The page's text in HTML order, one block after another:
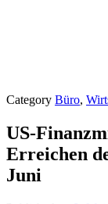
Category Büro,
US-
Erreichen
Juni